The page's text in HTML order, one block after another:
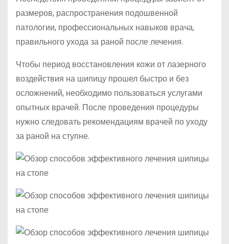
размеров, распространения подошвенной
патологии, профессиональных навыков врача,
правильного ухода за раной после лечения.
Чтобы период восстановления кожи от лазерного
воздействия на шипицу прошел быстро и без
осложнений, необходимо пользоваться услугами
опытных врачей. После проведения процедуры
нужно следовать рекомендациям врачей по уходу
за раной на ступне.